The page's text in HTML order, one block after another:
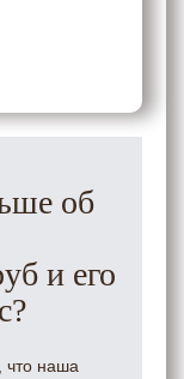
об
и его
что наша